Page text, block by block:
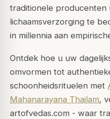
traditionele producenten
lichaamsverzorging te
in millennia aan
Ontdek hoe u uw
omvormen tot
schoonheidsrituelen met
Mahanarayana Thailam,
artofvedas.com - waar